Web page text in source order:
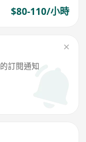
$80-110/小時
訂閱通知